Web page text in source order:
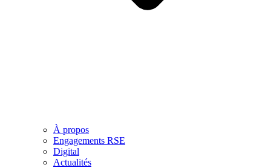
À propos
Engagements RSE
Digital
Actualités